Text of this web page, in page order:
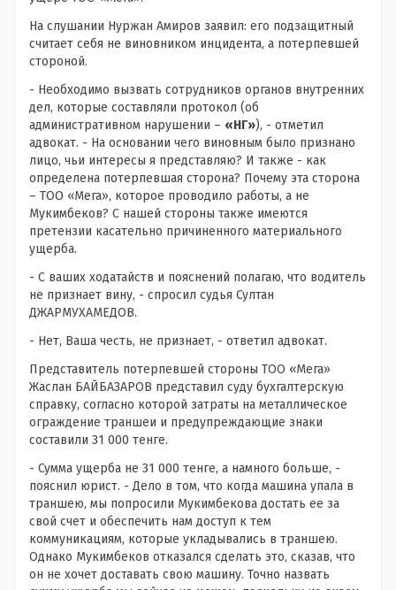
На слушании Нуржан Амиров заявил: его подзащитный
считает себя не виновником инцидента, а потерпевшей
стороной.
- Необходимо вызвать сотрудников органов внутренних
дел, которые составляли протокол (об
административном нарушении – «НГ»), - отметил
адвокат. - На основании чего виновным было признано
лицо, чьи интересы я представляю? И также - как
определена потерпевшая сторона? Почему эта сторона
– ТОО «Мега», которое проводило работы, а не
Мукимбеков? С нашей стороны также имеются
претензии касательно причиненного материального
ущерба.
- С ваших ходатайств и пояснений полагаю, что водитель
не признает вину, - спросил судья Султан
ДЖАРМУХАМЕДОВ.
- Нет, Ваша честь, не признает, - ответил адвокат.
Представитель потерпевшей стороны ТОО «Мега»
Жаслан БАЙБАЗАРОВ представил суду бухгалтерскую
справку, согласно которой затраты на металлическое
ограждение траншеи и предупреждающие знаки
составили 31 000 тенге.
- Сумма ущерба не 31 000 тенге, а намного больше, -
пояснил юрист. - Дело в том, что когда машина упала в
траншею, мы попросили Мукимбекова достать ее за
свой счет и обеспечить нам доступ к тем
коммуникациям, которые укладывались в траншею.
Однако Мукимбеков отказался сделать это, сказав, что
он не хочет доставать свою машину. Точно назвать